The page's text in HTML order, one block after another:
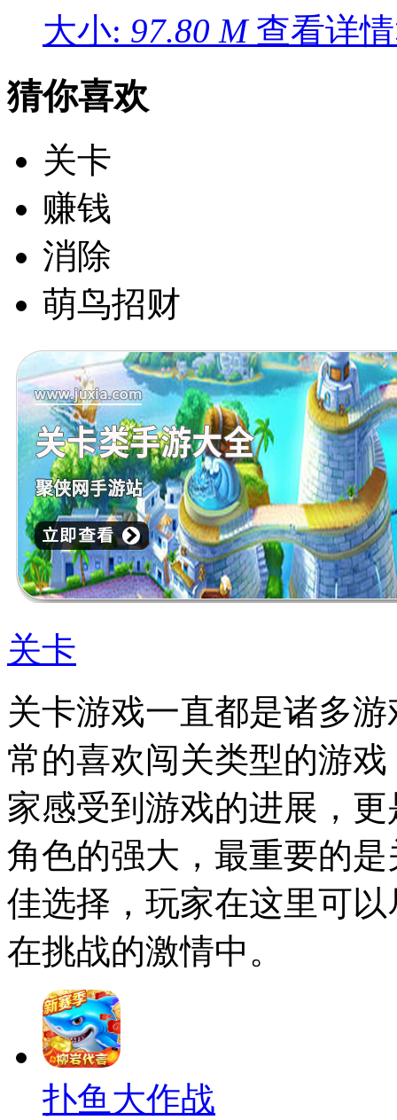
大小: 97.80 M查看详
猜你喜欢
关卡
赚钱
消除
萌鸟招财
关卡
关卡游戏一直都是诸多
常的喜欢闯关类型的游
家感受到游戏的进展，
角色的强大，最重要的
佳选择，玩家在这里可
在挑战的激情中。
扑鱼大作战